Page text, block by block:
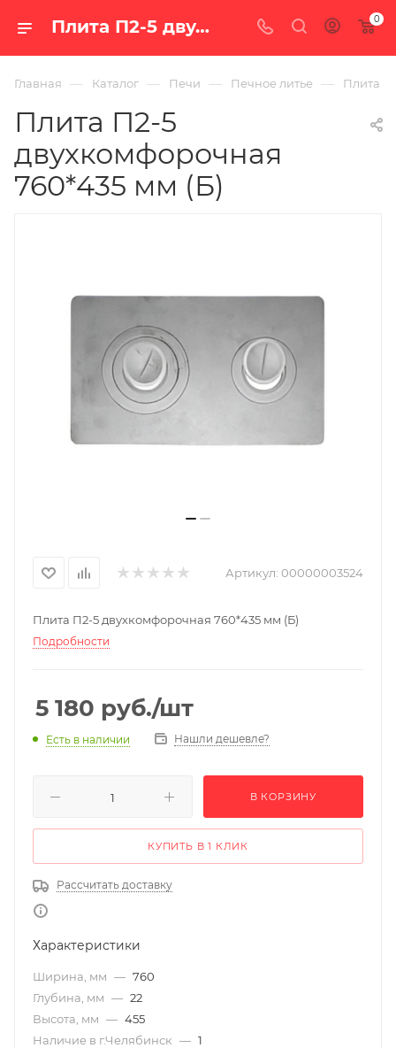
Плита П2-5 двухкомфорочная 760*435 мм (Б) — цена в Екатеринбурге, купить в интернет-магазине «100 печей.ру» 0
Главная — Каталог — Печи — Печное литье — Плита
Плита П2-5
двухкомфорочная
760*435 мм (Б)
Артикул: 00000003524
Плита П2-5 двухкомфорочная 760*435 мм (Б)
Подробности
5 180 руб./шт
Есть в наличии Нашли дешевле?
В КОРЗИНУ
КУПИТЬ В 1 КЛИК
Рассчитать доставку
Характеристики
Ширина, мм — 760
Глубина, мм — 22
Высота, мм — 455
Наличие в г.Челябинск — 1